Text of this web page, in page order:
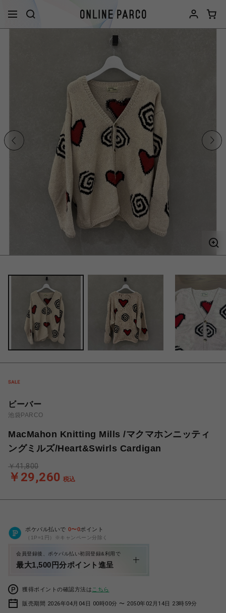
ビーバー
池袋PARCO
MacMahon Knitting Mills /マクマホンニッティ
ングミルズ/Heart&Swirls Cardigan
￥29,260 税込
￥41,800
ポケパル払いで 0〜0ポイント
（1P=1円）※キャンペーン分除く
会員登録後、ポケパル払い初回登録&利用で
最大1,500円分ポイント進呈
獲得ポイントの確認方法は こちら
販売期間 2026年04月04日 00時00分 〜 2050年02月14日 23時59分